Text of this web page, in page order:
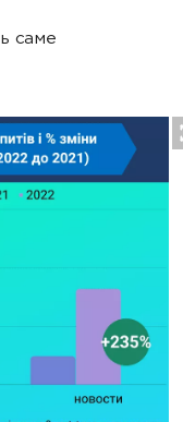
саме